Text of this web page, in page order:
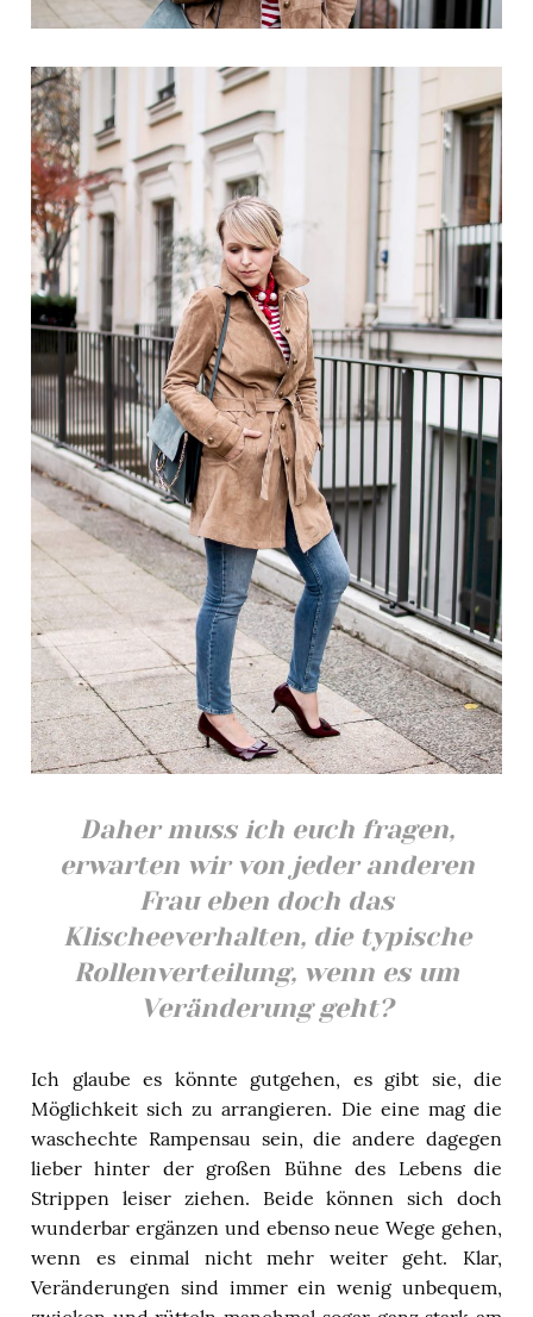
Daher muss ich euch fragen,
erwarten wir von jeder anderen
Frau eben doch das
Klischeeverhalten, die typische
Rollenverteilung, wenn es um
Veränderung geht?
Ich glaube es könnte gutgehen, es gibt sie, die
Möglichkeit sich zu arrangieren. Die eine mag die
waschechte Rampensau sein, die andere dagegen
lieber hinter der großen Bühne des Lebens die
Strippen leiser ziehen. Beide können sich doch
wunderbar ergänzen und ebenso neue Wege gehen,
wenn es einmal nicht mehr weiter geht. Klar,
Veränderungen sind immer ein wenig unbequem,